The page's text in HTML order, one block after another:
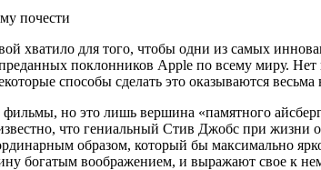
хватило для того, чтобы одни из самых
поклонников Apple по всему миру.
способы сделать это оказываются
но это лишь вершина «памятного
что гениальный Стив Джобс при
образом, который бы максимально
богатым воображением, и выражают свое к